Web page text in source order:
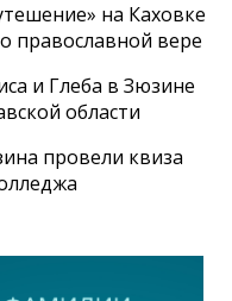
на Каховке
православной вере
и Глеба в Зюзине
области
провели квиза